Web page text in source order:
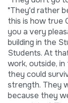
"They'd rather
this is how true
you a very
building in the
Students. At
work, outside,
they could
strength. They
because they